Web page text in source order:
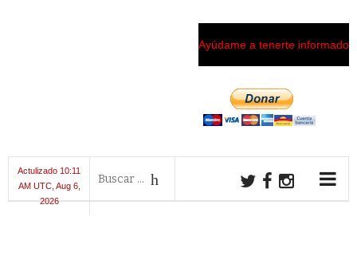
Ayúdame a tenerte informado
Actulizado 10:11
AM UTC, Aug 6,
2026